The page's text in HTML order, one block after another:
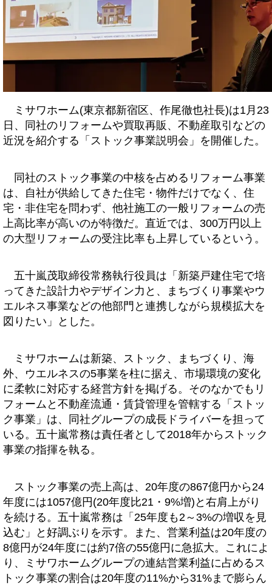
ミサワホーム(東京都新宿区、作尾徹也社長)は1月23
日、同社のリフォームや買取再販、不動産取引などの
近況を紹介する「ストック事業説明会」を開催した。
同社のストック事業の中核を占めるリフォーム事業
は、自社が供給してきた住宅・物件だけでなく、住
宅・非住宅を問わず、他社施工の一般リフォームの売
上高比率が高いのが特徴だ。直近では、300万円以上
の大型リフォームの受注比率も上昇しているという。
五十嵐茂取締役常務執行役員は「新築戸建住宅で培
ってきた設計力やデザイン力と、まちづくり事業やウ
エルネス事業などの他部門と連携しながら規模拡大を
図りたい」とした。
ミサワホームは新築、ストック、まちづくり、海
外、ウエルネスの5事業を柱に据え、市場環境の変化
に柔軟に対応する経営方針を掲げる。そのなかでもリ
フォームと不動産流通・賃貸管理を管轄する「ストッ
ク事業」は、同社グループの成長ドライバーを担って
いる。五十嵐常務は責任者として2018年からストック
事業の指揮を執る。
ストック事業の売上高は、20年度の867億円から24
年度には1057億円(20年度比21・9%増)と右肩上がり
を続ける。五十嵐常務は「25年度も2～3%の増収を見
込む」と好調ぶりを示す。また、営業利益は20年度の
8億円が24年度には約7倍の55億円に急拡大。これによ
り、ミサワホームグループの連結営業利益に占めるス
トック事業の割合は20年度の11%から31%まで膨らん